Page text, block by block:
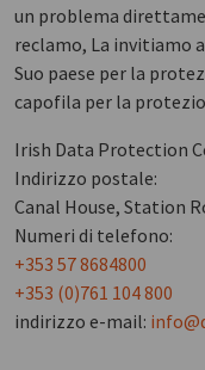
un problema
reclamo, La invitiamo
Suo paese per la
capofila per la
Irish Data Protection
Indirizzo postale:
Canal House, Station
Numeri di telefono:
+353 57 8684800
+353 (0)761 104 800
indirizzo e-mail: